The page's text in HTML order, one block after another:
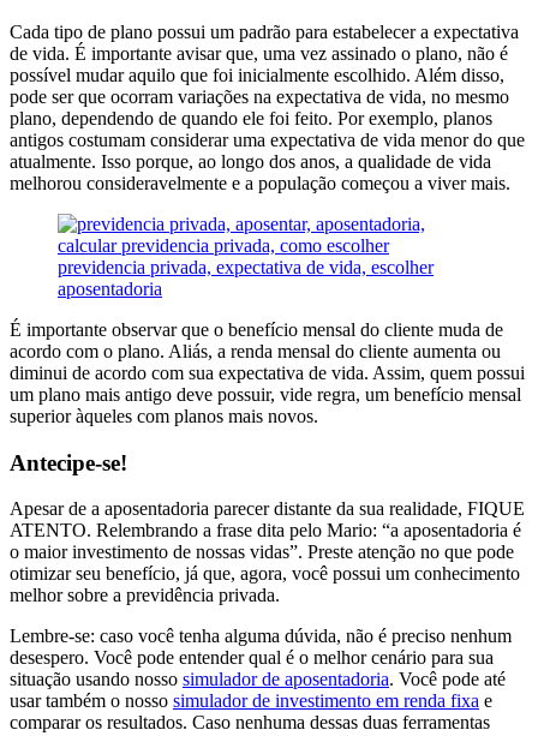
Cada tipo de plano possui um padrão para estabelecer a expectativa
de vida. É importante avisar que, uma vez assinado o plano, não é
possível mudar aquilo que foi inicialmente escolhido. Além disso,
pode ser que ocorram variações na expectativa de vida, no mesmo
plano, dependendo de quando ele foi feito. Por exemplo, planos
antigos costumam considerar uma expectativa de vida menor do que
atualmente. Isso porque, ao longo dos anos, a qualidade de vida
melhorou consideravelmente e a população começou a viver mais.
É importante observar que o benefício mensal do cliente muda de
acordo com o plano. Aliás, a renda mensal do cliente aumenta ou
diminui de acordo com sua expectativa de vida. Assim, quem possui
um plano mais antigo deve possuir, vide regra, um benefício mensal
superior àqueles com planos mais novos.
Antecipe-se!
Apesar de a aposentadoria parecer distante da sua realidade, FIQUE
ATENTO. Relembrando a frase dita pelo Mario: “a aposentadoria é
o maior investimento de nossas vidas”. Preste atenção no que pode
otimizar seu benefício, já que, agora, você possui um conhecimento
melhor sobre a previdência privada.
Lembre-se: caso você tenha alguma dúvida, não é preciso nenhum
desespero. Você pode entender qual é o melhor cenário para sua
situação usando nosso simulador de aposentadoria. Você pode até
usar também o nosso simulador de investimento em renda fixa e
comparar os resultados. Caso nenhuma dessas duas ferramentas